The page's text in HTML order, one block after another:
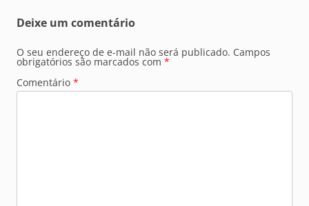
Deixe um comentário
O seu endereço de e-mail não será publicado. Campos
obrigatórios são marcados com *
Comentário *